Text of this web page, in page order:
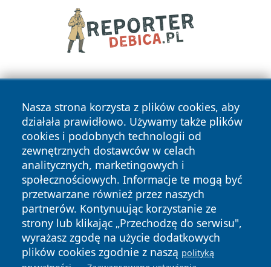
Nasza strona korzysta z plików cookies, aby
działała prawidłowo. Używamy także plików
cookies i podobnych technologii od
zewnętrznych dostawców w celach
analitycznych, marketingowych i
społecznościowych. Informacje te mogą być
przetwarzane również przez naszych
partnerów. Kontynuując korzystanie ze
strony lub klikając „Przechodzę do serwisu",
wyrażasz zgodę na użycie dodatkowych
plików cookies zgodnie z naszą polityką
Copyright © 2026 elblagonline.pl Wszystkie prawa
zastrzeżone.
News Autorzy
Polityka
Prywatności
Polityka
Cookies